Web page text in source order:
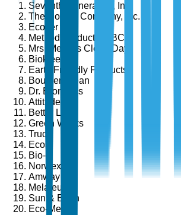
Seventh Generation, Inc.
The Honest Company, Inc.
Ecover
Method Products, PBC
Mrs. Meyer's Clean Day
Biokleen
Earth Friendly Products
Boulder Clean
Dr. Bronner's
Attitude
Better Life
Green Works
Truce
Ecos
Bio-D
Norwex
Amway
Melaleuca
Sun & Earth
Eco-Me